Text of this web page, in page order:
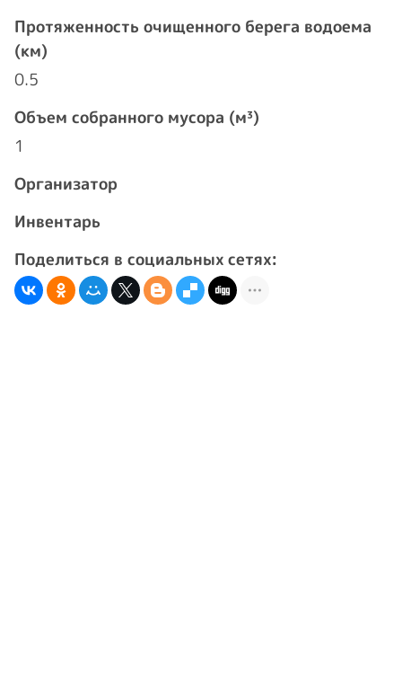
Протяженность очищенного берега водоема
(км)
0.5
Объем собранного мусора (м³)
1
Организатор
Инвентарь
Поделиться в социальных сетях: